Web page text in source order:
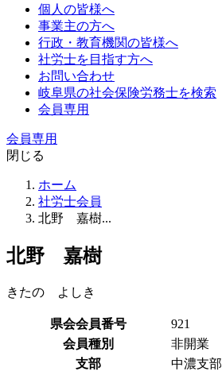
個人の皆様へ
事業主の方へ
行政・教育機関の皆様へ
社労士を目指す方へ
お問い合わせ
岐阜県の社会保険労務士を検索
会員専用
会員専用
閉じる
ホーム
社労士会員
北野 嘉樹...
北野 嘉樹
きたの よしき
県会会員番号
921
会員種別
非開業
支部
中濃支部